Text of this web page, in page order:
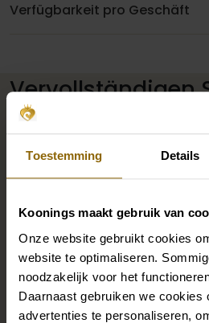
Toestemming Details
Koonings maakt gebruik van
Onze website gebruikt cookies
website te optimaliseren.
noodzakelijk voor het
Daarnaast gebruiken we cookies
advertenties te personaliseren,
Verfügbarkeit pro Geschäft
Vervollständigen
Brautlook
Die perfekten Brautschuhe unter
Ohrringe, die genau zu deinem
ein wunderschöner Schleier,
Haarnadel für deine Brautfrisur:
mit passenden Accessoires
großen Accessoire-Shop mit